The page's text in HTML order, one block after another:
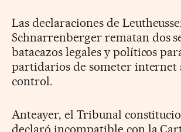
Las declaraciones de
Schnarrenberger rematan dos
batacazos legales y políticos
partidarios de someter internet
control.
Anteayer, el Tribunal
declaró incompatible con la